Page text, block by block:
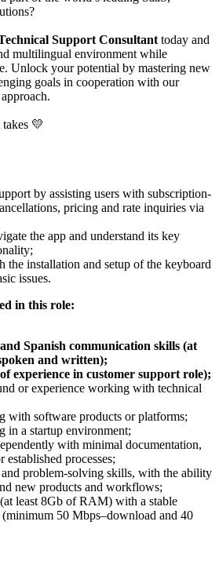
Support Consultant today and
multilingual environment while
Unlock your potential by mastering new
goals in cooperation with our
💛
by assisting users with subscription-
pricing and rate inquiries via
the app and understand its key
the installation and setup of the keyboard
issues.
in this role:
Spanish communication skills (at
and written);
experience in customer support role);
or experience working with technical
with software products or platforms;
in a startup environment;
with minimal documentation,
established processes;
problem-solving skills, with the ability
new products and workflows;
least 8Gb of RAM) with a stable
50 Mbps–download and 40